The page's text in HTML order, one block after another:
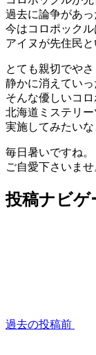
過去に論争があっ
今はコロポックル
アイヌが先住民と
とても親切でや
静かに消えていっ
そんな優しいコ
北海道ミステリー
実施してみたいな
毎日暑いですね。
ご自愛下さいませ
投稿ナビゲ
過去の投稿前